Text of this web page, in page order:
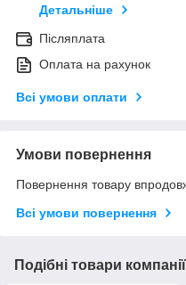
Детальніше
Післяплата
Оплата на рахунок
Всі умови оплати
Умови повернення
Повернення товару
Всі умови повернення
Подібні товари компанії